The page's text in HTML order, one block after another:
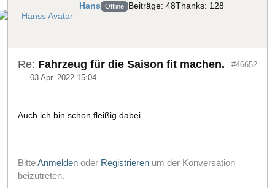
Hans Offline Beiträge: 48Thanks: 128
Re: Fahrzeug für die Saison fit machen.
03 Apr. 2022 15:04
#46652
Auch ich bin schon fleißig dabei
BitteAnmelden oder Registrieren um der Konversation
beizutreten.